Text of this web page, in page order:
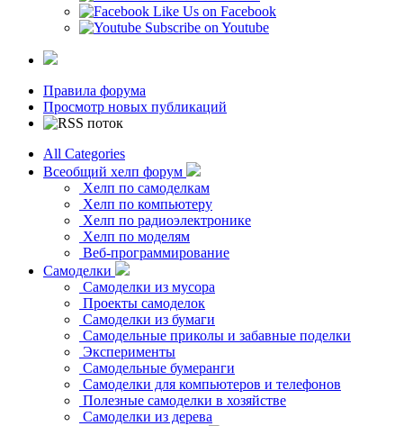
Like Us on Facebook
Subscribe on Youtube
Правила форума
Просмотр новых публикаций
All Categories
Всеобщий хелп форум
Хелп по самоделкам
Хелп по компьютеру
Хелп по радиоэлектронике
Хелп по моделям
Веб-программирование
Самоделки
Самоделки из мусора
Проекты самоделок
Самоделки из бумаги
Самодельные приколы и забавные поделки
Эксперименты
Самодельные бумеранги
Самоделки для компьютеров и телефонов
Полезные самоделки в хозяйстве
Самоделки из дерева